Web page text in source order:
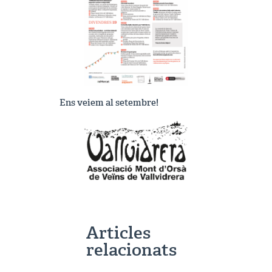
Ens veiem al setembre!
Articles
relacionats